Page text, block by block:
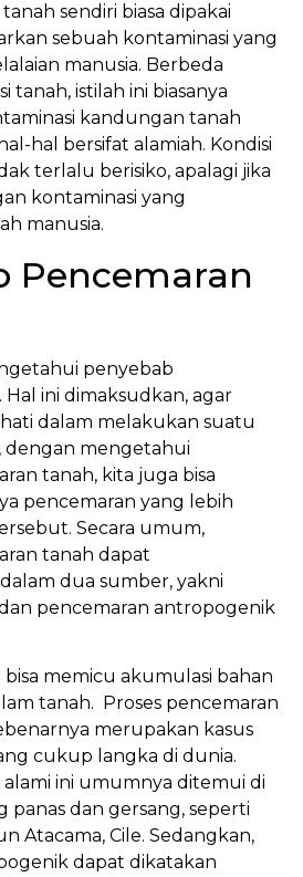
sendiri biasa dipakai
sebuah kontaminasi yang
manusia. Berbeda
tanah, istilah ini biasanya
kandungan tanah
hal bersifat alamiah. Kondisi
terlalu berisiko, apalagi jika
kontaminasi yang
manusia.
Pencemaran
penyebab
ini dimaksudkan, agar
dalam melakukan suatu
dengan mengetahui
tanah, kita juga bisa
pencemaran yang lebih
Secara umum,
tanah dapat
dua sumber, yakni
pencemaran antropogenik
bisa memicu akumulasi bahan
tanah. Proses pencemaran
merupakan kasus
cukup langka di dunia.
ini umumnya ditemui di
panas dan gersang, seperti
Atacama, Cile. Sedangkan,
dapat dikatakan